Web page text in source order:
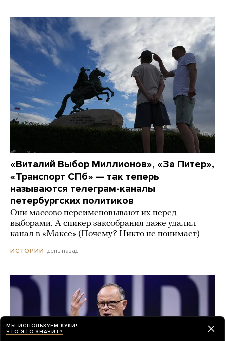
«Виталий Выбор Миллионов», «За Питер»,
«Транспорт СПб» — так теперь
называются телеграм-каналы
петербургских политиков
Они массово переименовывают их перед
выборами. А спикер заксобрания даже удалил
канал в «Максе» (Почему? Никто не понимает)
ИСТОРИИ день назад
МЫ ИСПОЛЬЗУЕМ КУКИ!
ЧТО ЭТО ЗНАЧИТ?